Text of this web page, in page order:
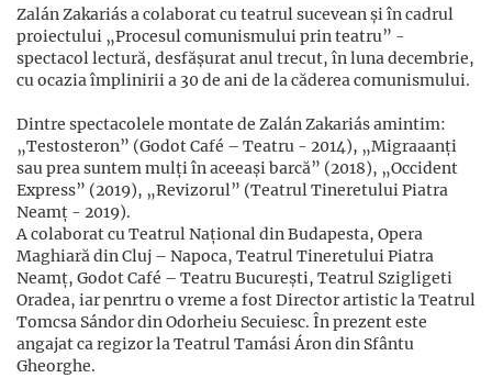
Zalán Zakariás a colaborat cu teatrul sucevean și în cadrul
proiectului „Procesul comunismului prin teatru” -
spectacol lectură, desfășurat anul trecut, în luna decembrie,
cu ocazia împlinirii a 30 de ani de la căderea comunismului.
Dintre spectacolele montate de Zalán Zakariás amintim:
„Testosteron” (Godot Café – Teatru - 2014), „Migraaanți
sau prea suntem mulți în aceeași barcă” (2018), „Occident
Express” (2019), „Revizorul” (Teatrul Tineretului Piatra
Neamț - 2019).
A colaborat cu Teatrul Național din Budapesta, Opera
Maghiară din Cluj – Napoca, Teatrul Tineretului Piatra
Neamț, Godot Café – Teatru București, Teatrul Szigligeti
Oradea, iar penrtru o vreme a fost Director artistic la Teatrul
Tomcsa Sándor din Odorheiu Secuiesc. În prezent este
angajat ca regizor la Teatrul Tamási Áron din Sfântu
Gheorghe.